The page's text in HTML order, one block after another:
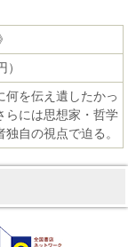
何を伝え遺したかっ
らには思想家・哲学
自の視点で迫る。